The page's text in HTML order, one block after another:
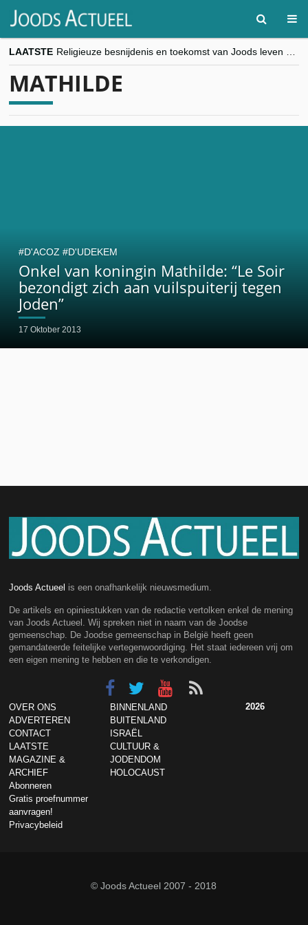
LAATSTE
“Besnijdenisdebat toont hoe moeilijk seculiere Westen minderheden begrijpt”, Jinnih Beels (Vooruit)
MATHILDE
Onkel van koningin Mathilde: “Le Soir
bezondigt zich aan vuilspuiterij tegen
Joden”
17 Oktober 2013
D'ACOZ D'UDEKEM
Joods Actueel is een onafhankelijk nieuwsmedium.
De artikels en opiniestukken van de redactie vertolken enkel de mening
van Joods Actueel. Wij spreken niet in naam van de Joodse
gemeenschap. De Joodse gemeenschap in België heeft geen
gemandateerde feitelijke vertegenwoordiging. Het staat iedereen vrij om
een eigen mening te hebben en die te verkondigen.
OVER ONS
ADVERTEREN
CONTACT
LAATSTE
MAGAZINE &
ARCHIEF
Abonneren
Gratis proefnummer
aanvragen!
Privacybeleid
BINNENLAND
BUITENLAND
ISRAËL
CULTUUR &
JODENDOM
HOLOCAUST
2026
© Joods Actueel 2007 - 2018